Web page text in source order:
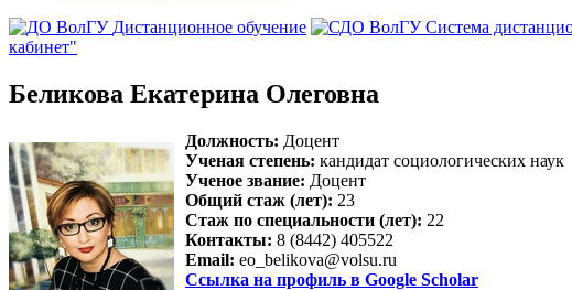
Дистанционное обучение
Система
кабинет"
Беликова Екатерина Олеговна
Должность: Доцент
Ученая степень: кандидат социологических наук
Ученое звание: Доцент
Общий стаж (лет): 23
Стаж по специальности (лет): 22
Контакты: 8 (8442) 405522
Email: eo_belikova@volsu.ru
Ссылка на профиль в Google Scholar